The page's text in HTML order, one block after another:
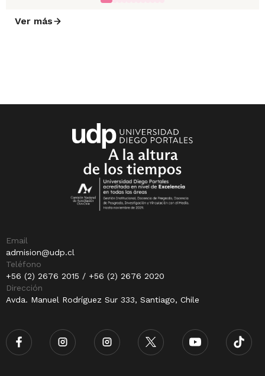
Ver más
Email
admision@udp.cl
Teléfono
+56 (2) 2676 2015 / +56 (2) 2676 2020
Dirección
Avda. Manuel Rodríguez Sur 333, Santiago, Chile